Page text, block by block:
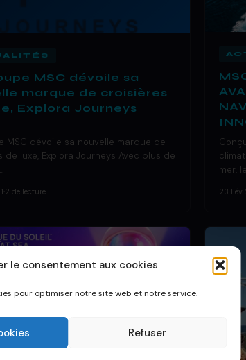
le consentement aux cookies
pour optimiser notre site web et notre service.
Refuser
MSC dévoile sa
marque de croisières
Explora Journeys
MSC dévoile sa nouvelle marque de
de luxe, Explora Journeys Avec plus de
2 de lecture
mer,
23 Fév
UN BATEAU